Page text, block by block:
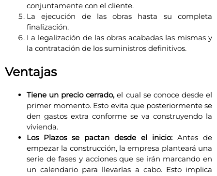
conjuntamente con el cliente.
La ejecución de las obras hasta su completa
finalización.
La legalización de las obras acabadas las mismas y
la contratación de los suministros definitivos.
Ventajas
Tiene un precio cerrado,el cual se conoce desde el
primer momento. Esto evita que posteriormente se
den gastos extra conforme se va construyendo la
vivienda.
Los Plazos se pactan desde el inicio: Antes de
empezar la construcción, la empresa planteará una
serie de fases y acciones que se irán marcando en
un calendario para llevarlas a cabo. Esto implica